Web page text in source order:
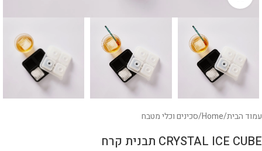
עמוד הבית/
Home
/סכינים וכלי מטבח
CRYSTAL ICE CUBE תבנית קרח